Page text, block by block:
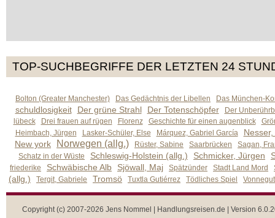
TOP-SUCHBEGRIFFE DER LETZTEN 24
Bolton (Greater Manchester) Das Gedächtnis der Libellen Das München-
schuldlosigkeit Der grüne Strahl Der Totenschöpfer
Der
lübeck
Drei frauen auf rügen Florenz Geschichte für einen augenblick
Heimbach, Jürgen
Lasker-Schüler, Else Márquez, Gabriel García
New york
Norwegen (allg.) Rüster, Sabine Saarbrücken
Sagan,
Schatz in der Wüste
Schleswig-Holstein (allg.) Schmicker, Jürgen
friederike Schwäbische Alb Sjöwall, Maj Spätzünder Stadt Land Mord
(allg.) Tergit, Gabriele Tromsö Tuxtla Gutiérrez Tödliches Spiel
Copyright (c) 2007-2026 Jens Nommel | Handlungsreisen.de | Version